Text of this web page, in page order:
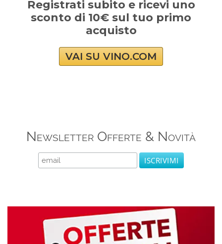
Registrati subito e ricevi uno
sconto di 10€ sul tuo primo
acquisto
VAI SU VINO.COM
Newsletter Offerte & Novità